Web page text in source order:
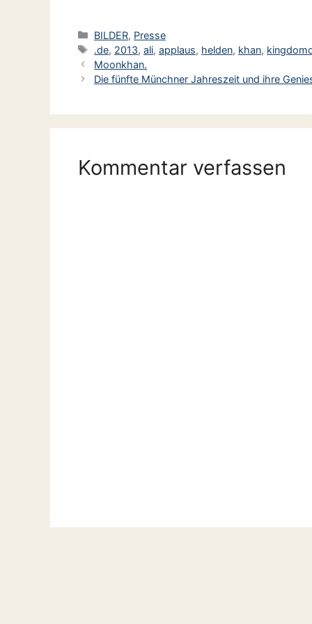
Kategorien
BILDER, Presse
Schlagwörter
.de, 2013,ali,applaus, helden, khan,
Moonkhan.
Die fünfte Münchner Jahreszeit und ihre
Kommentar verfassen